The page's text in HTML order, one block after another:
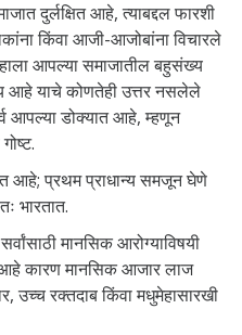
दुर्लक्षित आहे, त्याबद्दल फारशी
किंवा आजी-आजोबांना विचारले
आपल्या समाजातील बहुसंख्य
याचे कोणतेही उत्तर नसलेले
आपल्या डोक्यात आहे, म्हणून
आहे; प्रथम प्राधान्य समजून घेणे
भारतात.
मानसिक आरोग्याविषयी
कारण मानसिक आजार लाज
उच्च रक्तदाब किंवा मधुमेहासारखी